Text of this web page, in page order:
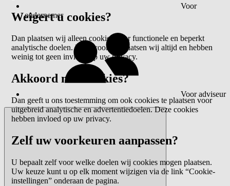
Voor
ondernemer
Voor adviseur
Weigert u cookies?
Dan plaatsen wij alleen cookies voor functionele en beperkt
analytische doelen. Deze cookies plaatsen wij altijd en hebben
weinig tot geen invloed op uw privacy.
Akkoord met cookies?
Dan geeft u ons toestemming om ook cookies te plaatsen voor
uitgebreid analytische en advertentiedoelen. Deze cookies
hebben invloed op uw privacy.
Zelf uw voorkeuren aanpassen?
U bepaalt zelf voor welke doelen wij cookies mogen plaatsen.
Uw keuze kunt u op elk moment wijzigen via de link “Cookie-
instellingen” onderaan de pagina.